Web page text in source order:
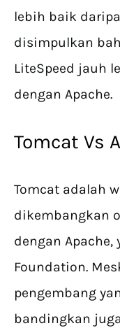
lebih baik
disimpulkan
LiteSpeed jauh
dengan Apache.
Tomcat Vs
Tomcat adalah
dikembangkan
dengan Apache,
Foundation.
pengembang
bandingkan